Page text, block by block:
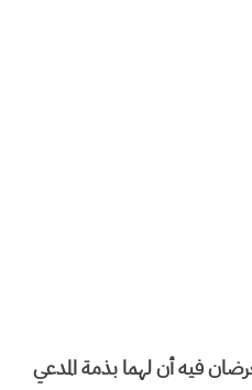
فيه أن لهما بذمة المدعي